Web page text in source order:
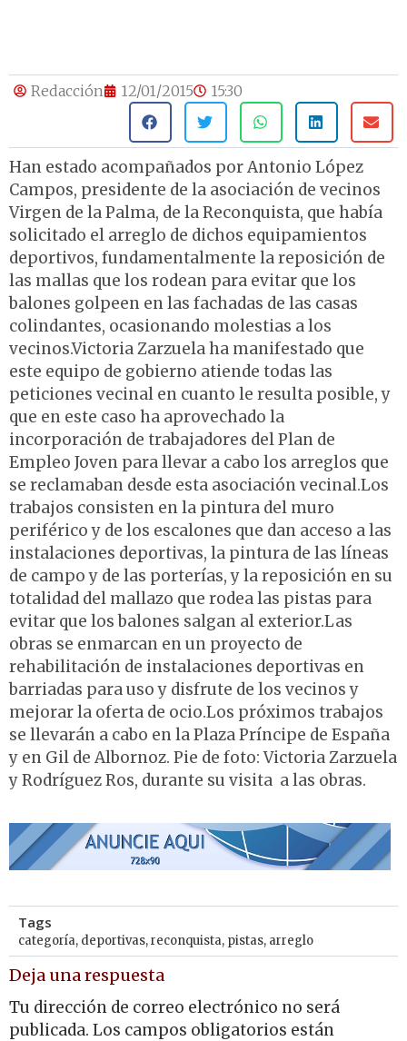
Redacción 12/01/2015 15:30
Han estado acompañados por Antonio López
Campos, presidente de la asociación de vecinos
Virgen de la Palma, de la Reconquista, que había
solicitado el arreglo de dichos equipamientos
deportivos, fundamentalmente la reposición de
las mallas que los rodean para evitar que los
balones golpeen en las fachadas de las casas
colindantes, ocasionando molestias a los
vecinos.Victoria Zarzuela ha manifestado que
este equipo de gobierno atiende todas las
peticiones vecinal en cuanto le resulta posible, y
que en este caso ha aprovechado la
incorporación de trabajadores del Plan de
Empleo Joven para llevar a cabo los arreglos que
se reclamaban desde esta asociación vecinal.Los
trabajos consisten en la pintura del muro
periférico y de los escalones que dan acceso a las
instalaciones deportivas, la pintura de las líneas
de campo y de las porterías, y la reposición en su
totalidad del mallazo que rodea las pistas para
evitar que los balones salgan al exterior.Las
obras se enmarcan en un proyecto de
rehabilitación de instalaciones deportivas en
barriadas para uso y disfrute de los vecinos y
mejorar la oferta de ocio.Los próximos trabajos
se llevarán a cabo en la Plaza Príncipe de España
y en Gil de Albornoz. Pie de foto: Victoria Zarzuela
y Rodríguez Ros, durante su visita a las obras.
Tags
categoría, deportivas,reconquista, pistas, arreglo
Deja una respuesta
Tu dirección de correo electrónico no será
publicada. Los campos obligatorios están